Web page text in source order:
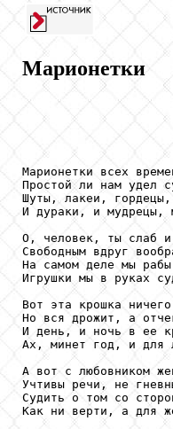
Марионетки
Марионетки всех
Простой ли нам удел
Шуты, лакеи,
И дураки, и
О, человек, ты слаб
Свободным вдруг
На самом деле мы
Игрушки мы в
Вот эта крошка
Но вся дрожит, а
И день, и ночь в ее
Ах, минет год, и
А вот с любовником
Учтивы речи, не
Судить о том со
Как ни верти, а